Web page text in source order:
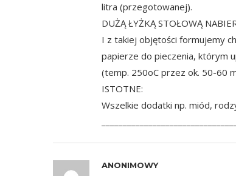
litra (przegotowanej).
DUŻĄ ŁYŻKĄ STOŁOWĄ
I z takiej objętości formujemy
papierze do pieczenia, którym
(temp. 250oC przez ok. 50-60
ISTOTNE:
Wszelkie dodatki np. miód,
ANONIMOWY